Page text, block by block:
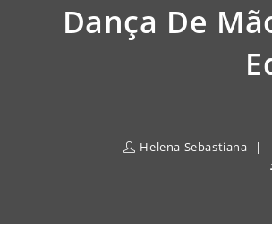
Dança De
Helena Sebastiana